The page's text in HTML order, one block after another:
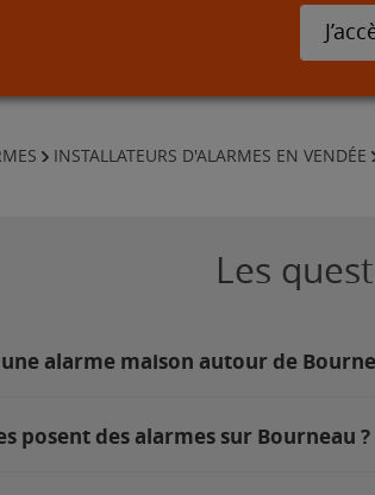
INSTALLATEURS D'ALARMES EN VENDÉE
Les
alarme maison autour de
posent des alarmes sur Bourneau ?